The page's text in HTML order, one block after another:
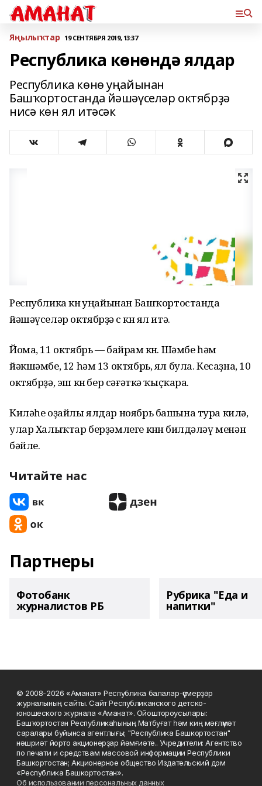
Яңылыҡтар 19 СЕНТЯБРЯ 2019, 13:37
Республика көнөндә ялдар
Республика көнө уңайынан
Башҡортостанда йәшәүселәр октябрҙә
нисә көн ял итәсәк
Республика көнө уңайынан Башҡортостанда
йәшәүселәр октябрҙә өс көн ял итә.
Йома, 11 октябрь — байрам көнө. Шәмбе һәм
йәкшәмбе, 12 һәм 13 октябрь, ял була. Кесаҙна, 10
октябрҙә, эш көнө бер сәғәткә ҡыҫҡара.
Киләһе оҙайлы ялдар ноябрь башына тура килә,
улар Халыҡтар берҙәмлеге көнөн билдәләү менән
бәйле.
Читайте нас
Партнеры
Фотобанк
журналистов РБ
Рубрика "Еда и
напитки"
© 2008-2026 «Аманат» Республика балалар-үҫмерҙәр
журналының сайты. Сайт Республиканского детско-
юношеского журнала «Аманат». Ойоштороусылары:
Башҡортостан Республикаһының Матбуғат һәм киң мәғлүмәт
саралары буйынса агентлығы; "Республика Башкортостан"
нәшриәт йорто акционерҙар йәмғиәте.. Учредители: Агентство
по печати и средствам массовой информации Республики
Башкортостан; Акционерное общество Издательский дом
«Республика Башкортостан».
Об использовании персональных данных